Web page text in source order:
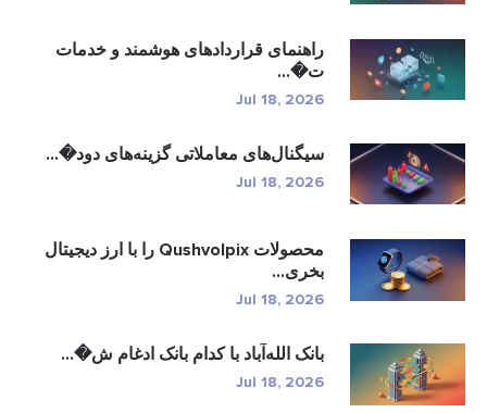
راهنمای قراردادهای هوشمند و خدمات
ت�...
Jul 18, 2026
سیگنال‌های معاملاتی گزینه‌های دود�...
Jul 18, 2026
محصولات Qushvolpix را با ارز دیجیتال
بخری...
Jul 18, 2026
بانک الله‌آباد با کدام بانک ادغام ش�...
Jul 18, 2026